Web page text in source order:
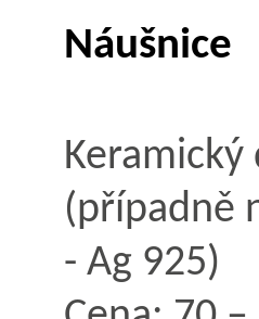
Náušnice
(případně
- Ag 925)